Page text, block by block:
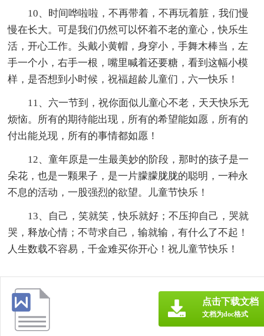
10、时间哗啦啦，不再带着，不再玩着脏，我们慢
慢在长大。可是我们仍然可以怀着不老的童心，快乐生
活，开心工作。头戴小黄帽，身穿小，手舞木棒当，左
手一个小，右手一根，嘴里喊着还要糖，看到这幅小模
样，是否想到小时候，祝福超龄儿童们，六一快乐！
11、六一节到，祝你面似儿童心不老，天天快乐无
烦恼。所有的期待能出现，所有的希望能如愿，所有的
付出能兑现，所有的事情都如愿！
12、童年原是一生最美妙的阶段，那时的孩子是一
朵花，也是一颗果子，是一片朦朦胧胧的聪明，一种永
不息的活动，一股强烈的欲望。儿童节快乐！
13、自己，笑就笑，快乐就好；不压抑自己，哭就
哭，释放心情；不苛求自己，输就输，有什么了不起！
人生数载不容易，千金难买你开心！祝儿童节快乐！
点击下载文档
文档为doc格式